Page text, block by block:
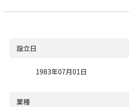
設立日
1983年07月01日
業種